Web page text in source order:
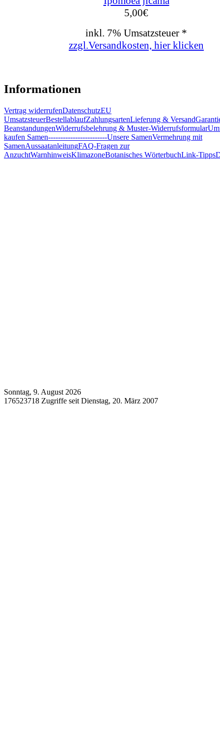
5,00€
inkl. 7% Umsatzsteuer *
zzgl.Versandkosten, hier klicken
Informationen
Vertrag widerrufenDatenschutzEU
UmsatzsteuerBestellablaufZahlungsartenLieferung & Versand
BeanstandungenWiderrufsbelehrung & Muster-Widerrufsformular
kaufen Samen------------------------Unsere SamenVermehrung mit
SamenAussaatanleitungFAQ-Fragen zur
AnzuchtWarnhinweisKlimazoneBotanisches WörterbuchLink-Tipps
Sonntag, 9. August 2026
176523718 Zugriffe seit Dienstag, 20. März 2007